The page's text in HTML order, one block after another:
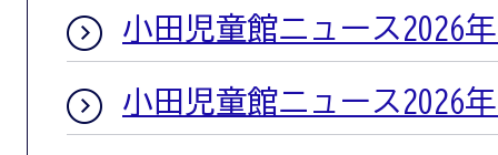
小田児童館ニュース2026
小田児童館ニュース2026